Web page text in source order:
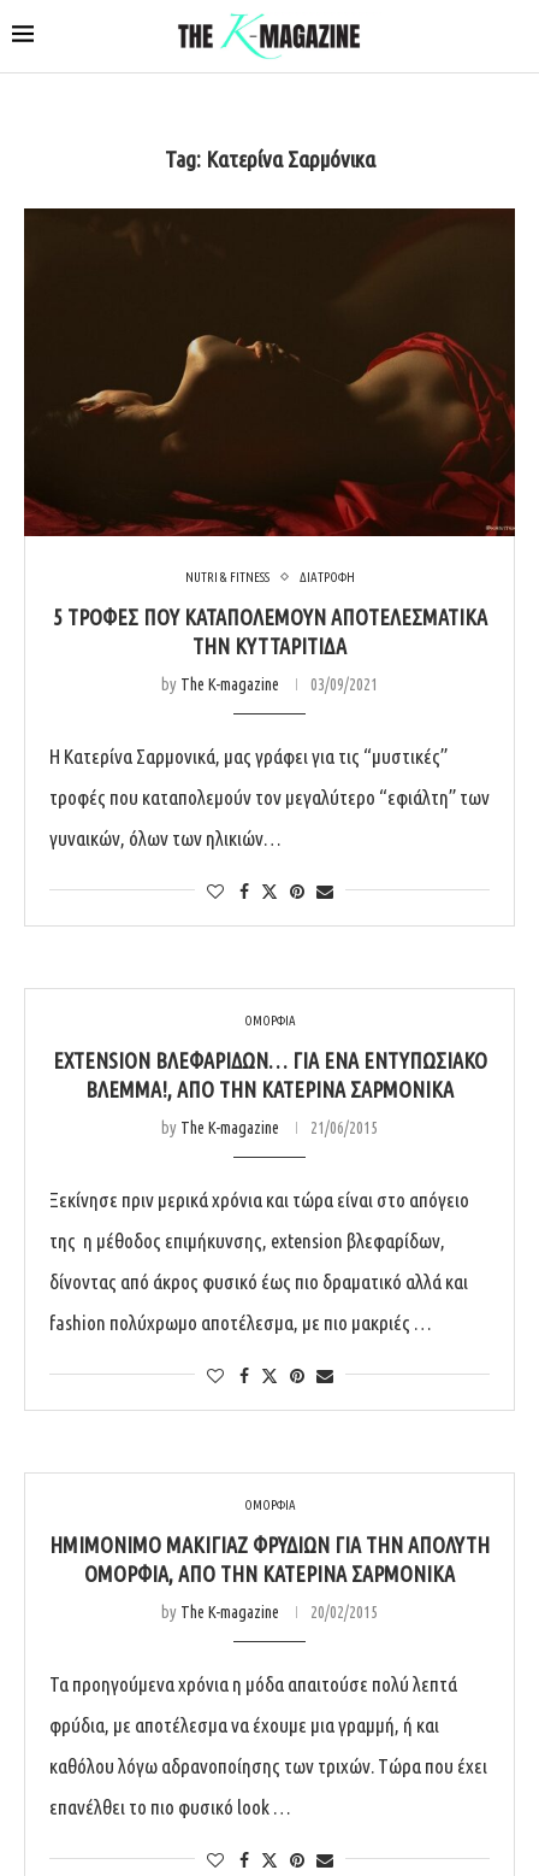
Tag: Κατερίνα Σαρμόνικα
NUTRI & FITNESS ΔΙΑΤΡΟΦΗ
5 ΤΡΟΦΈΣ ΠΟΥ ΚΑΤΑΠΟΛΕΜΟΎΝ ΑΠΟΤΕΛΕΣΜΑΤΙΚΆ
by The K-magazine 03/09/2021
H Κατερίνα Σαρμονικά, μας γράφει για τις “μυστικές”
τροφές που καταπολεμούν τον μεγαλύτερο “εφιάλτη” των
γυναικών, όλων των ηλικιών…
ΟΜΟΡΦΙΑ
EXTENSION ΒΛΕΦΑΡΊΔΩΝ… ΓΙΑ ΈΝΑ ΕΝΤΥΠΩΣΙΑΚΌ
ΒΛΈΜΜΑ!, ΑΠΌ ΤΗΝ ΚΑΤΕΡΊΝΑ ΣΑΡΜΟΝΙΚΆ
by The K-magazine 21/06/2015
Ξεκίνησε πριν μερικά χρόνια και τώρα είναι στο απόγειο
της η μέθοδος επιμήκυνσης, extension βλεφαρίδων,
δίνοντας από άκρος φυσικό έως πιο δραματικό αλλά και
fashion πολύχρωμο αποτέλεσμα, με πιο μακριές …
ΟΜΟΡΦΙΑ
ΗΜΙΜΌΝΙΜΟ ΜΑΚΙΓΙΆΖ ΦΡΥΔΙΏΝ ΓΙΑ ΤΗΝ ΑΠΌΛΥΤΗ
ΟΜΟΡΦΙΆ, ΑΠΌ ΤΗΝ ΚΑΤΕΡΊΝΑ ΣΑΡΜΟΝΙΚΆ
by The K-magazine 20/02/2015
Τα προηγούμενα χρόνια η μόδα απαιτούσε πολύ λεπτά
φρύδια, με αποτέλεσμα να έχουμε μια γραμμή, ή και
καθόλου λόγω αδρανοποίησης των τριχών. Τώρα που έχει
επανέλθει το πιο φυσικό look …